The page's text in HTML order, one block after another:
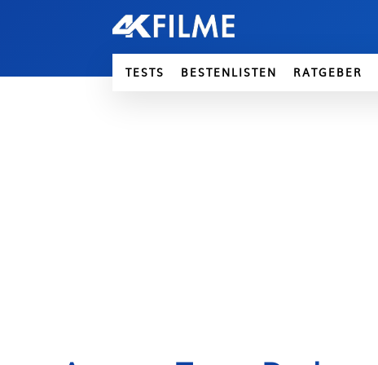
TESTS BESTENLISTEN RATGEBER